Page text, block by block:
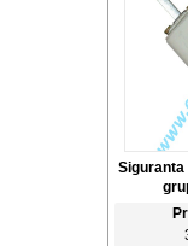
Siguranta